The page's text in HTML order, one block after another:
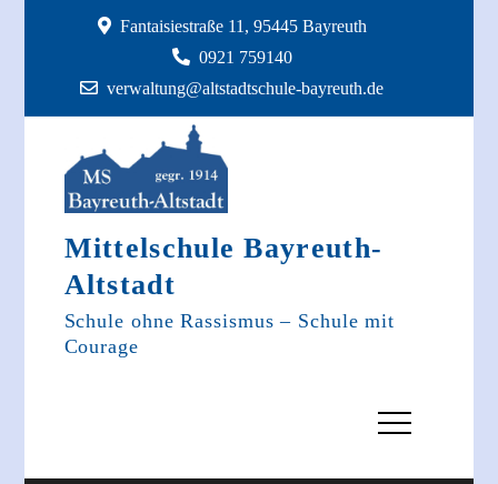
Fantaisiestraße 11, 95445 Bayreuth
0921 759140
verwaltung@altstadtschule-bayreuth.de
Mittelschule Bayreuth-
Altstadt
Schule ohne Rassismus – Schule mit
Courage